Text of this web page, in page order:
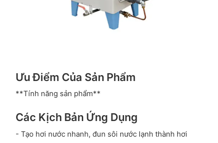
Ưu Điểm Của Sản Phẩm
**Tính năng sản phẩm**
Các Kịch Bản Ứng Dụng
- Tạo hơi nước nhanh, đun sôi nước lạnh thành hơi